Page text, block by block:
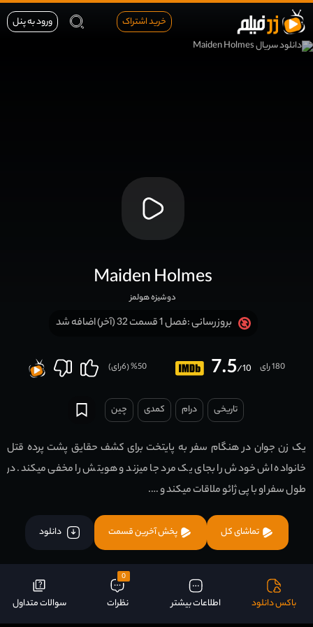
خرید اشتراک ورود به پنل
Maiden Holmes
دوشیزه هولمز
بروزرسانی :فصل 1 قسمت 32 (آخر) اضافه شد
7.5/10 180 رای 50
% (
6رای)
تاریخی درام کمدی چين
یک زن جوان در هنگام سفر به پایتخت برای کشف حقایق پشت پرده قتل
خانواده اش خودش را بجای یک مرد جا میزند و هویتش را مخفی میکند. در
طول سفر او با پی ژائو ملاقات میکند و ….
تماشای کل پخش آخرین قسمت دانلود
باکس دانلود اطلاعات بیشتر
0
نظرات سوالات متداول